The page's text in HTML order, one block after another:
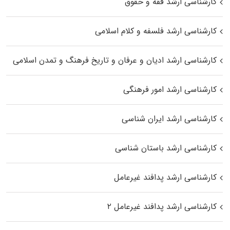
کارشناسی ارشد فلسفه و کلام اسلامی
کارشناسی ارشد ادیان و عرفان و تاریخ فرهنگ و تمدن اسلامی
کارشناسی ارشد امور فرهنگی
کارشناسی ارشد ایران شناسی
کارشناسی ارشد باستان شناسی
کارشناسی ارشد پدافند غیرعامل
کارشناسی ارشد پدافند غیرعامل ۲